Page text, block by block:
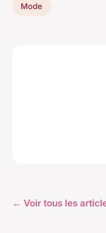
Mode
← Voir tous les